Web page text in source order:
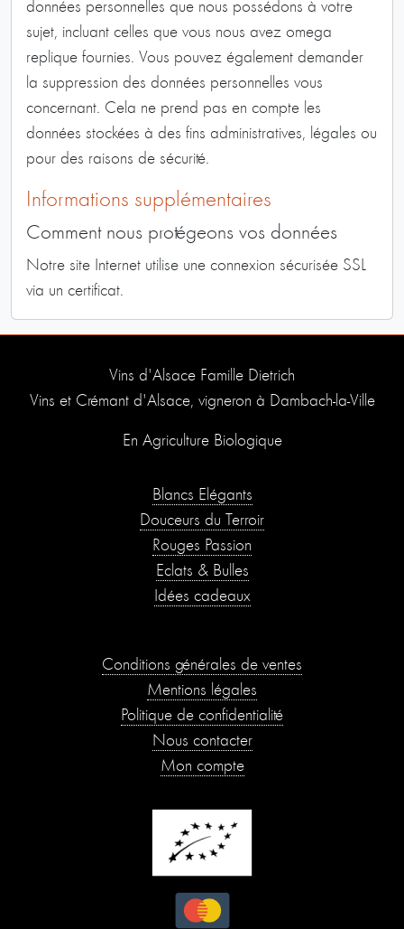
données personnelles que nous possédons à votre
sujet, incluant celles que vous nous avez omega
replique fournies. Vous pouvez également demander
la suppression des données personnelles vous
concernant. Cela ne prend pas en compte les
données stockées à des fins administratives, légales ou
pour des raisons de sécurité.
Informations supplémentaires
Comment nous protégeons vos données
Notre site Internet utilise une connexion sécurisée SSL
via un certificat.
Vins d'Alsace Famille Dietrich
Vins et Crémant d'Alsace, vigneron à Dambach-la-Ville
En Agriculture Biologique
Blancs Élégants
Douceurs du Terroir
Rouges Passion
Éclats & Bulles
Idées cadeaux
Conditions générales de ventes
Mentions légales
Politique de confidentialité
Nous contacter
Mon compte